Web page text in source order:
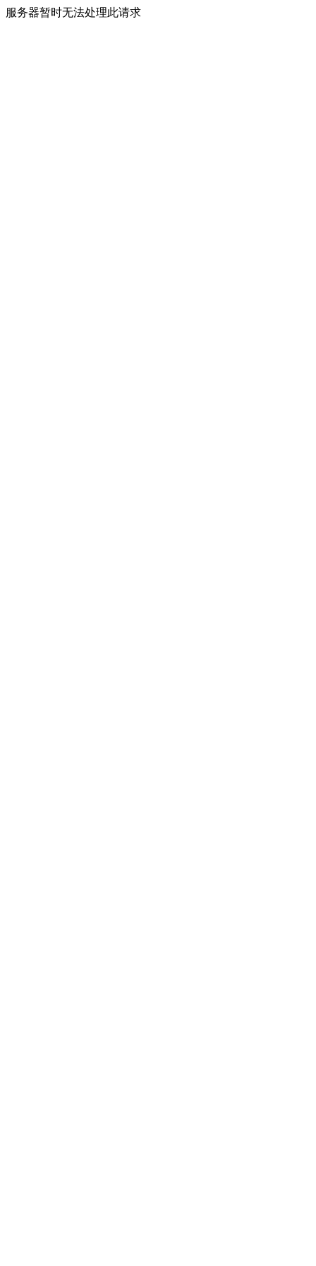
服务器暂时无法处理此请求